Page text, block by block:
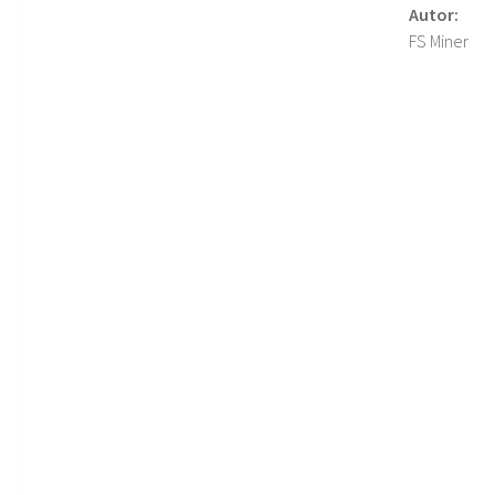
Autor:
FS Miner